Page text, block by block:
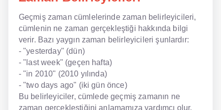
Geçmiş zaman cümlelerinde zaman belirleyicileri,
cümlenin ne zaman gerçekleştiği hakkında bilgi
verir. Bazı yaygın zaman belirleyicileri şunlardır:
- "yesterday" (dün)
- "last week" (geçen hafta)
- "in 2010" (2010 yılında)
- "two days ago" (iki gün önce)
Bu belirleyiciler, cümlede geçmiş zamanın ne
zaman gerçekleştiğini anlamamıza yardımcı olur.